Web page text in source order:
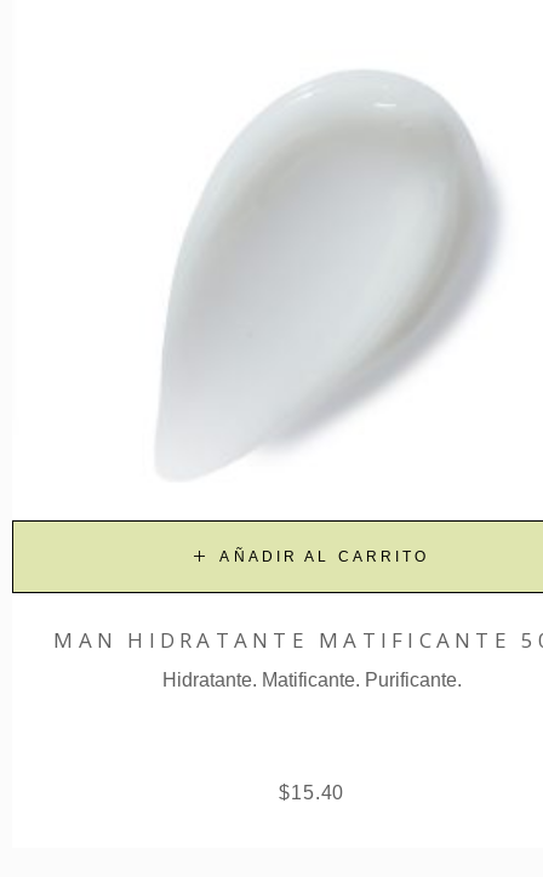
AÑADIR AL CARRITO
MAN HIDRATANTE MATIFICANTE
Hidratante. Matificante. Purificante.
$15.40